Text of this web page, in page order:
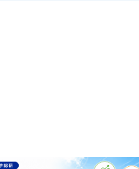
様ご本人を確認さ
〒105-0003 東京